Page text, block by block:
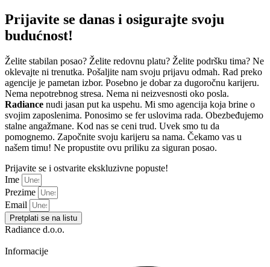
Prijavite se danas i osigurajte svoju
budućnost!
Želite stabilan posao? Želite redovnu platu? Želite podršku tima? Ne
oklevajte ni trenutka. Pošaljite nam svoju prijavu odmah. Rad preko
agencije je pametan izbor. Posebno je dobar za dugoročnu karijeru.
Nema nepotrebnog stresa. Nema ni neizvesnosti oko posla.
Radiance nudi jasan put ka uspehu. Mi smo agencija koja brine o
svojim zaposlenima. Ponosimo se fer uslovima rada. Obezbeđujemo
stalne angažmane. Kod nas se ceni trud. Uvek smo tu da
pomognemo. Započnite svoju karijeru sa nama. Čekamo vas u
našem timu! Ne propustite ovu priliku za siguran posao.
Prijavite se i ostvarite ekskluzivne popuste!
Ime
Prezime
Email
Pretplati se na listu
Radiance d.o.o.
Informacije